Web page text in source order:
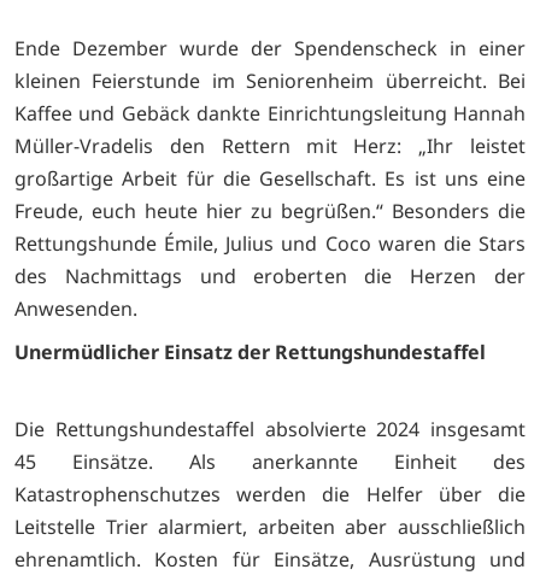
Ende Dezember wurde der Spendenscheck in einer
kleinen Feierstunde im Seniorenheim überreicht. Bei
Kaffee und Gebäck dankte Einrichtungsleitung Hannah
Müller-Vradelis den Rettern mit Herz: „Ihr leistet
großartige Arbeit für die Gesellschaft. Es ist uns eine
Freude, euch heute hier zu begrüßen.“ Besonders die
Rettungshunde Émile, Julius und Coco waren die Stars
des Nachmittags und eroberten die Herzen der
Anwesenden.
Unermüdlicher Einsatz der Rettungshundestaffel
Die Rettungshundestaffel absolvierte 2024 insgesamt
45 Einsätze. Als anerkannte Einheit des
Katastrophenschutzes werden die Helfer über die
Leitstelle Trier alarmiert, arbeiten aber ausschließlich
ehrenamtlich. Kosten für Einsätze, Ausrüstung und